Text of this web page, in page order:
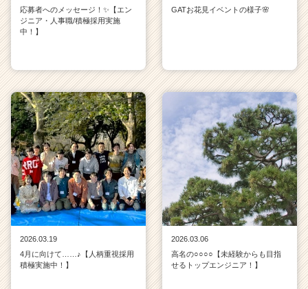
応募者へのメッセージ！✨【エン
ジニア・人事職/積極採用実施
中！】
GATお花見イベントの様子🌸
2026.03.19
4月に向けて……♪【人柄重視採用
積極実施中！】
2026.03.06
高名の○○○○【未経験からも目指
せるトップエンジニア！】